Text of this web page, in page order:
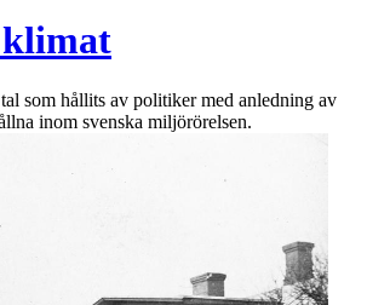
som hållits av politiker med anledning av
inom svenska miljörörelsen.